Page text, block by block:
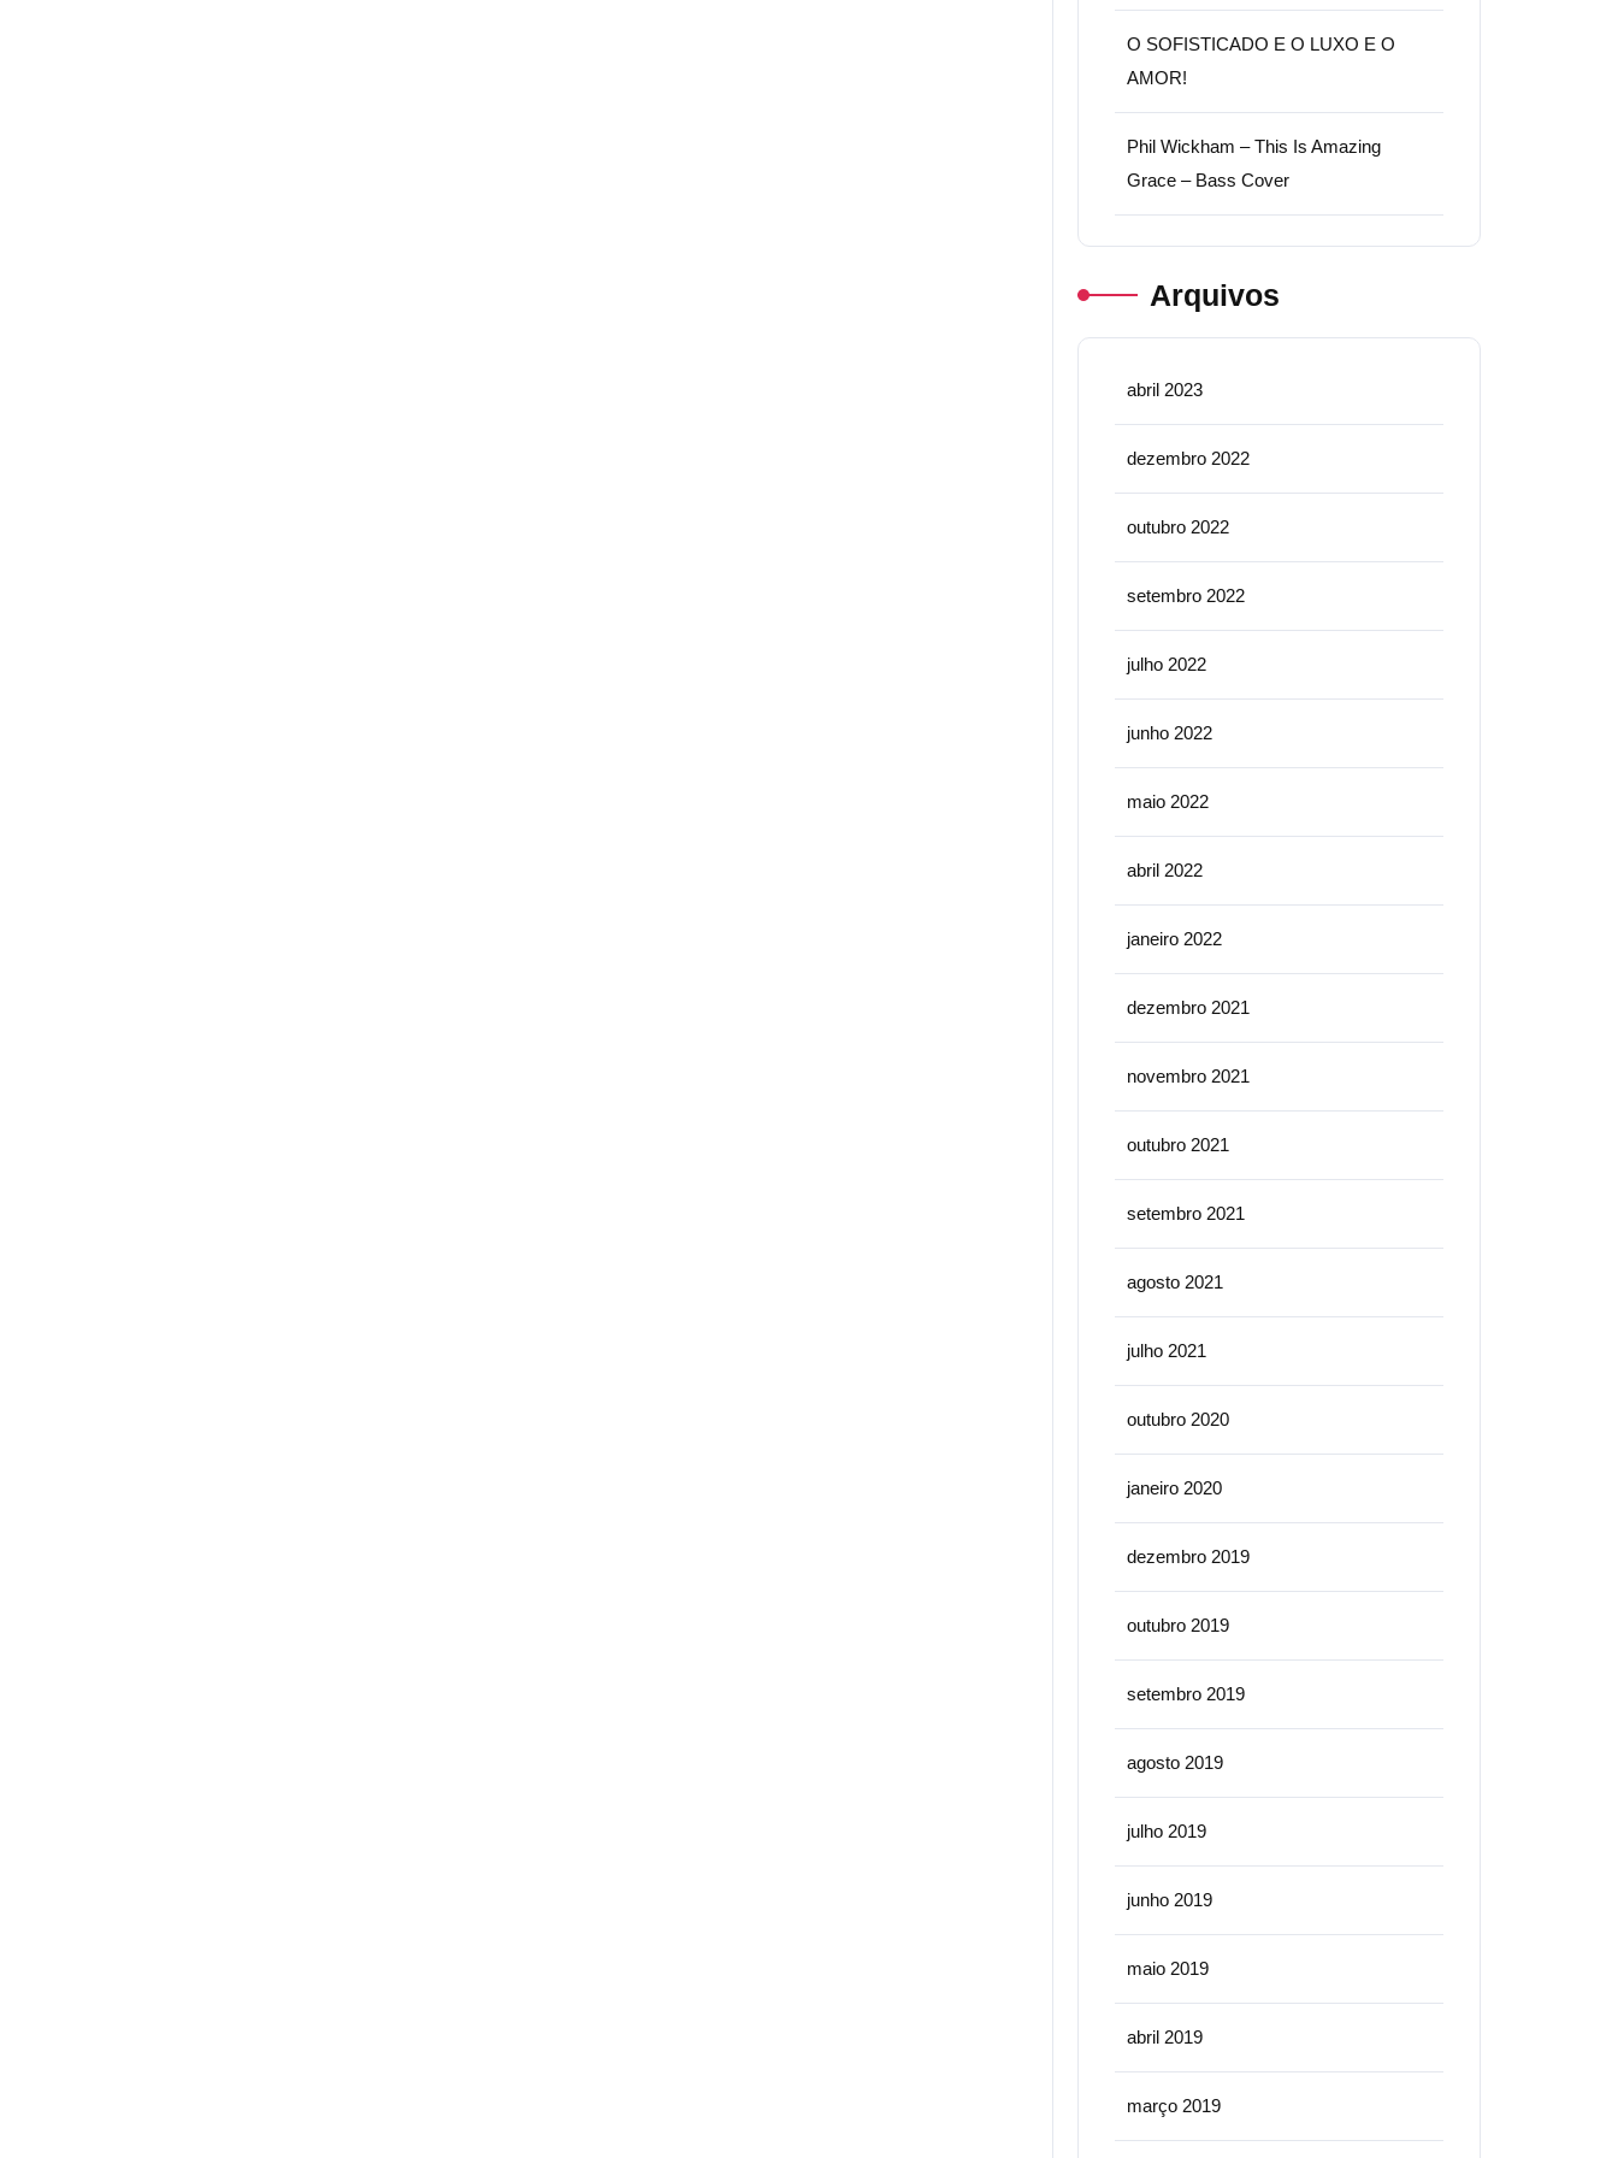
O SOFISTICADO E O LUXO E O
AMOR!
Phil Wickham – This Is Amazing
Grace – Bass Cover
Arquivos
abril 2023
dezembro 2022
outubro 2022
setembro 2022
julho 2022
junho 2022
maio 2022
abril 2022
janeiro 2022
dezembro 2021
novembro 2021
outubro 2021
setembro 2021
agosto 2021
julho 2021
outubro 2020
janeiro 2020
dezembro 2019
outubro 2019
setembro 2019
agosto 2019
julho 2019
junho 2019
maio 2019
abril 2019
março 2019